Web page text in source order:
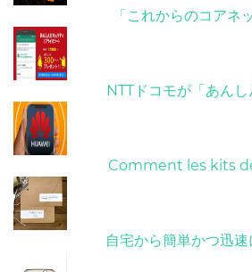
「これからのコアネ
NTTドコモが「あんし
Comment les kits
自宅から簡単かつ迅速